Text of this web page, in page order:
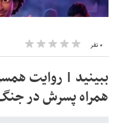
۰ نفر
ببینید | روایت
همراه پسرش در جنگ 12